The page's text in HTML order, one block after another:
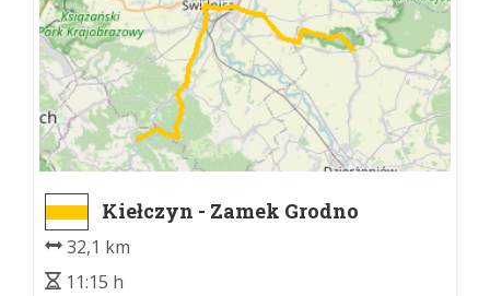
Kiełczyn - Zamek Grodno
32,1 km
11:15 h